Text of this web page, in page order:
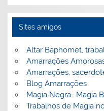
Sites amigos
Altar Baphomet,
Amarrações
Amarrações,
Blog Amarrações
Magia Negra- Magia
Trabalhos de Magia